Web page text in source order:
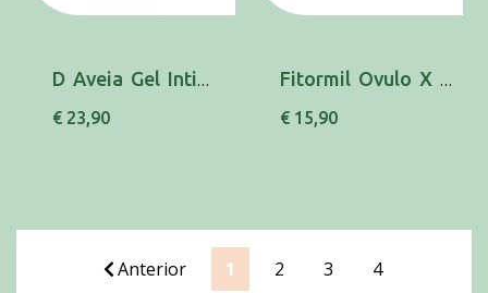
D Aveia Gel Intim Calm 30ml
€ 23,90
Fitormil Ovulo X 10
€ 15,90
Anterior 1 2 3 4